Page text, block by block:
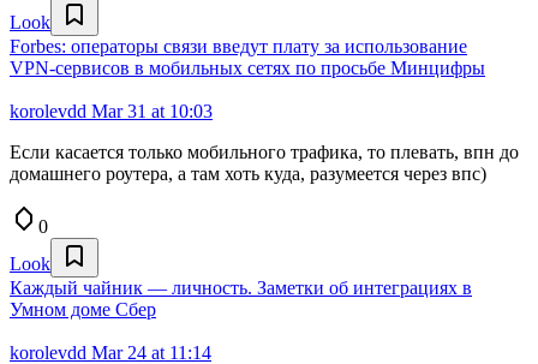
Look
Forbes: операторы связи введут плату за использование
VPN‑сервисов в мобильных сетях по просьбе Минцифры
korolevdd Mar 31 at 10:03
Если касается только мобильного трафика, то плевать, впн до
домашнего роутера, а там хоть куда, разумеется через впс)
0
Look
Каждый чайник — личность. Заметки об интеграциях в
Умном доме Сбер
korolevdd Mar 24 at 11:14